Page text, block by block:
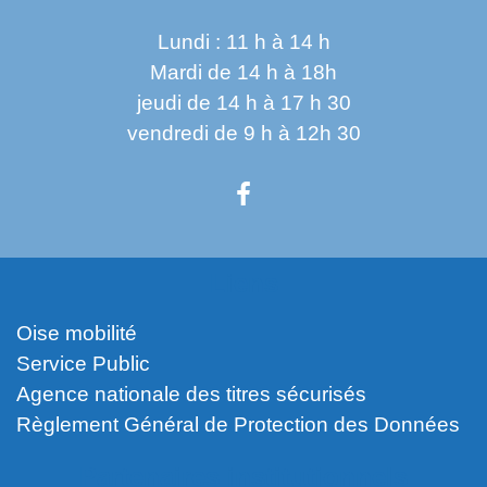
Lundi : 11 h à 14 h
Mardi de 14 h à 18h
jeudi de 14 h à 17 h 30
vendredi de 9 h à 12h 30
Oise mobilité
Service Public
Agence nationale des titres sécurisés
Règlement Général de Protection des Données